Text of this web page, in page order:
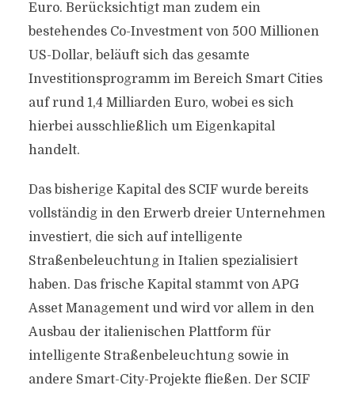
Euro. Berücksichtigt man zudem ein
bestehendes Co-Investment von 500 Millionen
US-Dollar, beläuft sich das gesamte
Investitionsprogramm im Bereich Smart Cities
auf rund 1,4 Milliarden Euro, wobei es sich
hierbei ausschließlich um Eigenkapital
handelt.
Das bisherige Kapital des SCIF wurde bereits
vollständig in den Erwerb dreier Unternehmen
investiert, die sich auf intelligente
Straßenbeleuchtung in Italien spezialisiert
haben. Das frische Kapital stammt von APG
Asset Management und wird vor allem in den
Ausbau der italienischen Plattform für
intelligente Straßenbeleuchtung sowie in
andere Smart-City-Projekte fließen. Der SCIF